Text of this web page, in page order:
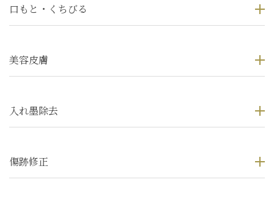
口もと・くちびる
美容皮膚
入れ墨除去
傷跡修正